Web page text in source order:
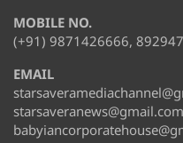
MOBILE NO.
(+91) 9871426666,
EMAIL
starsaveranews@gmail.com